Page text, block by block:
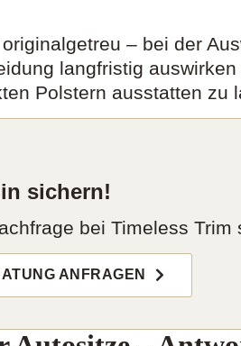
– bei der
langfristig
Polstern ausstatten zu
sichern!
bei Timeless
ANFRAGEN